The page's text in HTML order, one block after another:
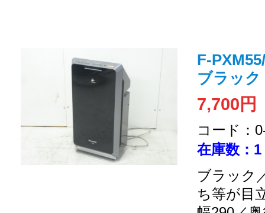
F-
ブラック
7,700円
コード：
在庫数：1
ブラック
ち等が目